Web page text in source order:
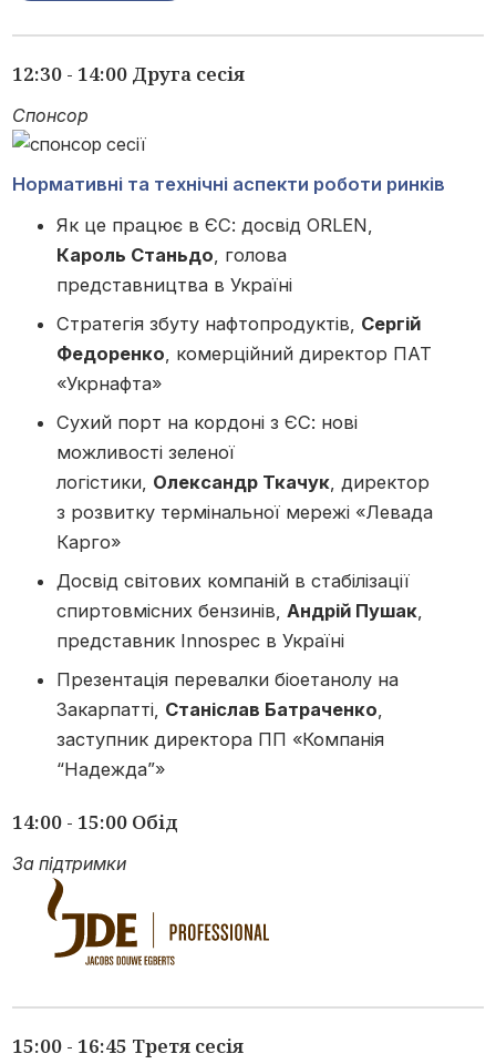
12:30 - 14:00 Друга сесія
Спонсор
Нормативні та технічні аспекти роботи ринків
Як це працює в ЄС: досвід ORLEN,
Кароль Станьдо , голова
представництва в Україні
Стратегія збуту нафтопродуктів, Сергій
Федоренко , комерційний директор ПАТ
«Укрнафта»
Сухий порт на кордоні з ЄС: нові
можливості зеленої
логістики, Олександр Ткачук , директор
з розвитку термінальної мережі «Левада
Карго»
Досвід світових компаній в стабілізації
спиртовмісних бензинів, Андрій Пушак
представник Innospec в Україні
Презентація перевалки біоетанолу на
Закарпатті, Станіслав Батраченко
заступник директора ПП «Компанія
“Надежда”»
14:00 - 15:00 Обід
За підтримки
15:00 - 16:45 Третя сесія